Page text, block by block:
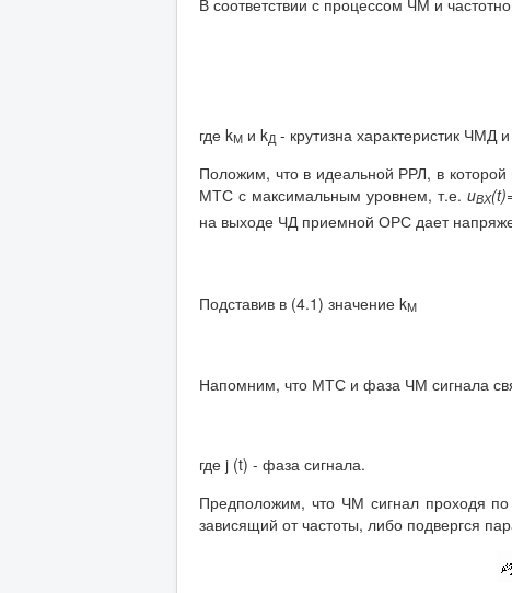
В соответствии с процессом ЧМ и
где kМ и kД - крутизна характеристик ЧМД
Положим, что в идеальной РРЛ, в
МТС с максимальным уровнем, т.е.uВХ
на выходе ЧД приемной ОРС дает
Подставив в (4.1) значение kМ
Напомним, что МТС и фаза ЧМ сигнала
где j (t) - фаза сигнала.
Предположим, что ЧМ сигнал проходя
зависящий от частоты, либо подвергся